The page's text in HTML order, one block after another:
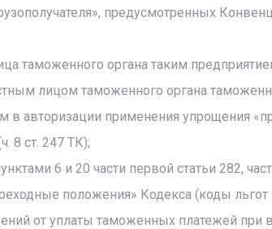
предусмотренных
таможенного органа таким
лицом таможенного органа
в авторизации применения упрощения
8 ст. 247 ТК);
6 и 20 части первой статьи 282,
положения» Кодекса (коды
от уплаты таможенных платежей при